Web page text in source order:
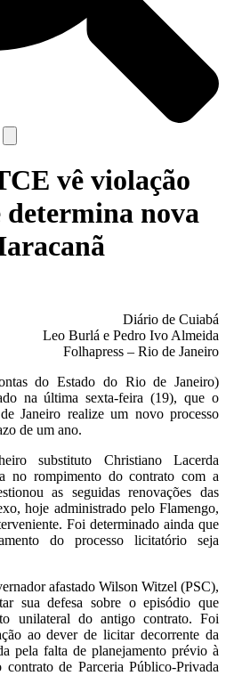
vê violação
determina nova
Diário de Cuiabá
Leo Burlá e Pedro Ivo Almeida
Folhapress – Rio de Janeiro
do Estado do Rio de Janeiro)
na última sexta-feira (19), que o
Janeiro realize um novo processo
de um ano.
substituto Christiano Lacerda
no rompimento do contrato com a
as seguidas renovações das
hoje administrado pelo Flamengo,
Foi determinado ainda que
do processo licitatório seja
afastado Wilson Witzel (PSC),
sua defesa sobre o episódio que
unilateral do antigo contrato. Foi
ao dever de licitar decorrente da
pela falta de planejamento prévio à
contrato de Parceria Público-Privada